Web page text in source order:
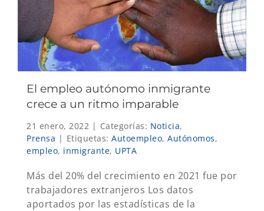
El empleo autónomo inmigrante
crece a un ritmo imparable
21 enero, 2022 | Categorías: Noticia,
Prensa | Etiquetas: Autoempleo, Autónomos,
empleo, inmigrante, UPTA
Más del 20% del crecimiento en 2021 fue por
trabajadores extranjeros Los datos
aportados por las estadísticas de la